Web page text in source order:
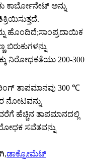
ಕಾರ್ಬೋನೇಟ್ ಅನ್ನು
ಹೊಂದಿದೆ;ಸಾಂಪ್ರದಾಯಿಕ
ನಿರೋಧಕತೆಯು 200-300
ತಾಪಮಾನವು 300 ℃
ನೋಟವನ್ನು
ಹೆಚ್ಚಿನ ತಾಪಮಾನದಲ್ಲಿ
ಸವೆತವನ್ನು
ಡಾಕ್ರೋಮೆಟ್